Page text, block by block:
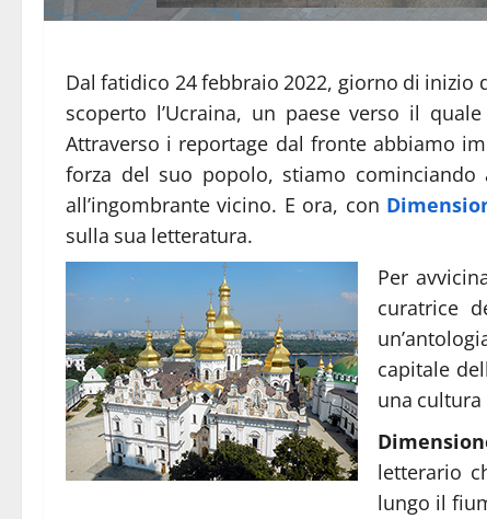
Dal fatidico 24 febbraio 2022, giorno di
scoperto l’Ucraina, un paese verso il
Attraverso i reportage dal fronte abbiamo
forza del suo popolo, stiamo
all’ingombrante vicino. E ora, con
sulla sua letteratura.
Per
curatrice
capitale
una cultura
letterario
lungo il